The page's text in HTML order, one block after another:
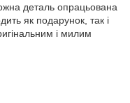
деталь опрацьована
як подарунок, так і
і милим